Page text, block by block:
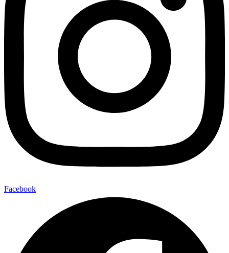
Facebook